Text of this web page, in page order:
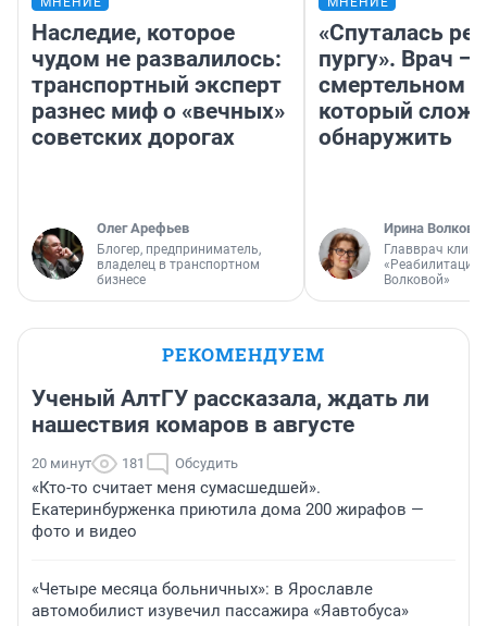
Наследие, которое
чудом не развалилось:
транспортный эксперт
разнес миф о «вечных»
советских дорогах
Олег Арефьев
Блогер, предприниматель,
владелец в транспортном
бизнесе
«Спуталась
пургу». Врач —
смертельном
который
обнаружить
Ирина Волкова
Главврач
«Реабилитация
Волковой»
РЕКОМЕНДУЕМ
Ученый АлтГУ рассказала, ждать ли
нашествия комаров в августе
20 минут 181 Обсудить
«Кто-то считает меня сумасшедшей».
Екатеринбурженка приютила дома 200 жирафов —
фото и видео
«Четыре месяца больничных»: в Ярославле
автомобилист изувечил пассажира «Яавтобуса»